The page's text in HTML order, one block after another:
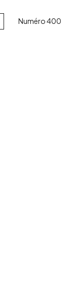
Numéro 400